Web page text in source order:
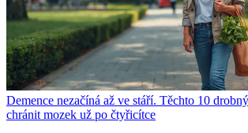
Demence nezačíná až ve stáří. Těchto 10
chránit mozek už po čtyřicítce